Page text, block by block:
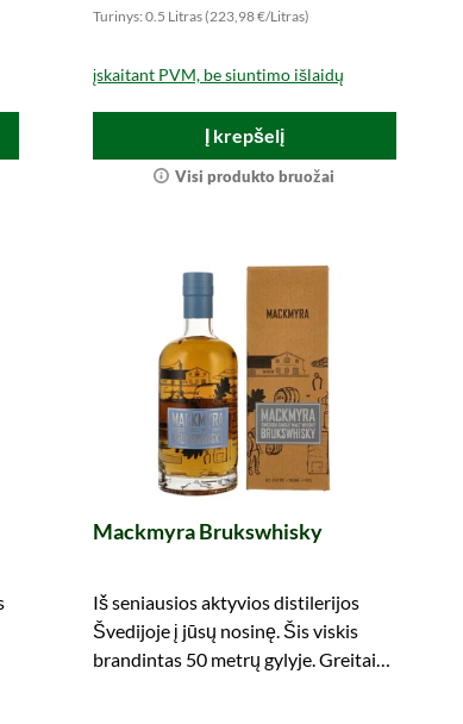
Turinys: 0.5 Litras (223,98 €/Litras)
įskaitant PVM, be siuntimo išlaidų
Į krepšelį
Visi produkto bruožai
Mackmyra Brukswhisky
Iš seniausios aktyvios distilerijos
Švedijoje į jūsų nosinę. Šis viskis
brandintas 50 metrų gylyje. Greitai